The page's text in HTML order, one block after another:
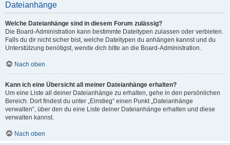
Dateianhänge
Welche Dateianhänge sind in diesem Forum zulässig?
Die Board-Administration kann bestimmte Dateitypen zulassen oder verbieten.
Falls du dir nicht sicher bist, welche Dateitypen du anhängen kannst und du
Unterstützung benötigst, wende dich bitte an die Board-Administration.
Nach oben
Kann ich eine Übersicht all meiner Dateianhänge erhalten?
Um eine Liste all deiner Dateianhänge zu erhalten, gehe in den persönlichen
Bereich. Dort findest du unter „Einstieg“ einen Punkt „Dateianhänge
verwalten“, über den du eine Liste deiner Dateianhänge erhalten und diese
verwalten kannst.
Nach oben